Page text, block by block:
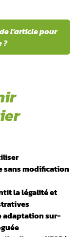
l’article pour
?
sans modification
la légalité et
adaptation sur-